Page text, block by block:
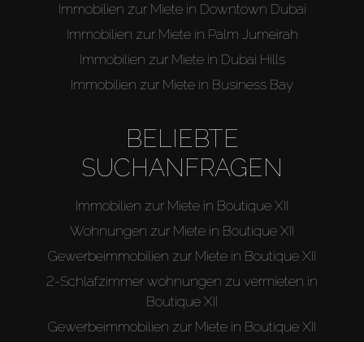
Immobilien zur Miete in Downtown Dubai
Immobilien zur Miete in Palm Jumeirah
Immobilien zur Miete in Dubai Hills
Immobilien zur Miete in Business Bay
BELIEBTE
SUCHANFRAGEN
Immobilien zur Miete in Boutique XII
Wohnungen zur Miete in Boutique XII
Gewerbeimmobilien zur Miete in Boutique XII
2-Schlafzimmer wohnungen zu vermieten in
Boutique XII
Gewerbeimmobilien zur Miete in Boutique XII